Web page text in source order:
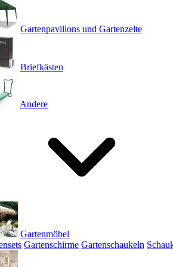
Gartenpavillons und Gartenzelte
Briefkästen
Andere
Gartenmöbel
Gartenschirme Gartenschaukeln